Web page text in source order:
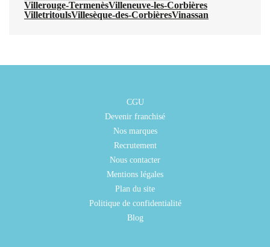
Villerouge-TermenèsVilleneuve-les-Corbières
VilletritoulsVillesèque-des-CorbièresVinassan
CGU
Devenir franchisé
Nos marques
Recrutement
Nous contacter
Mentions légales
Plan du site
Politique de confidentialité
Blog